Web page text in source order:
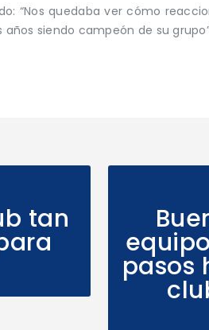
“Nos quedaba ver cómo
siendo campeón de su
tan
pasos